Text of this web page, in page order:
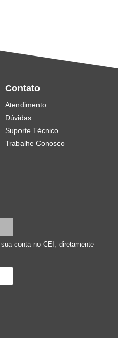
Contato
Atendimento
Dúvidas
Suporte Técnico
Trabalhe Conosco
conta no CEI, diretamente